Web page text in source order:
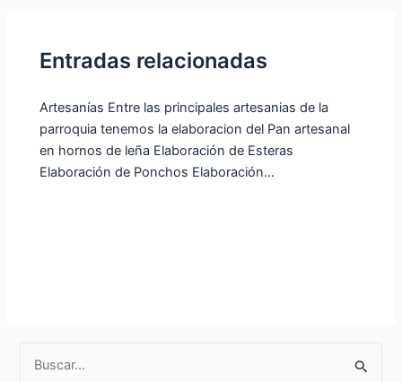
Entradas relacionadas
Artesanías Entre las principales artesanias de la
parroquia tenemos la elaboracion del Pan artesanal
en hornos de leña Elaboración de Esteras
Elaboración de Ponchos Elaboración…